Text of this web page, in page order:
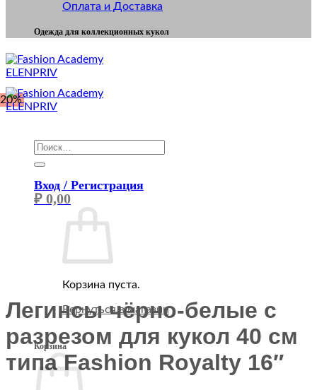
Оплата и Доставка
Одежда для коллекционных кукол
Искать:
Вход / Регистрация
₽ 0,00
Корзина пуста.
Вернуться в магазин
Корзина
Легинсы чёрно-белые с
разрезом для кукол 40 см
типа Fashion Royalty 16″